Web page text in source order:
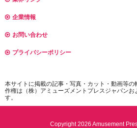
企業情報
お問い合わせ
プライバシーポリシー
本サイトに掲載の記事・写真・カット・動画等
作権は（株）アミューズメントプレスジャパンお
す。
Copyright 2026 Amusement